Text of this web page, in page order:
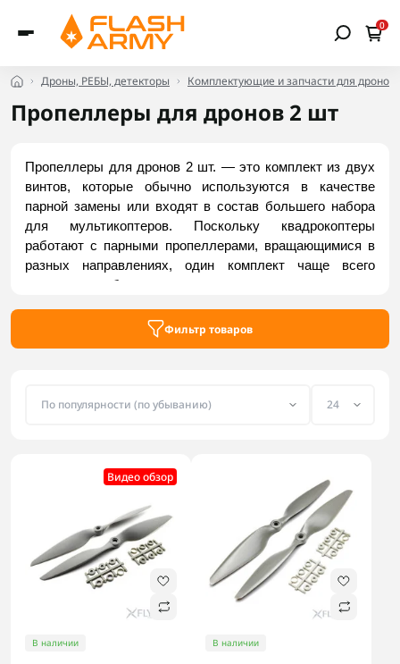
0
Дроны, РЕБЫ, детекторы Комплектующие и запчасти для дронов
Пропеллеры для дронов 2 шт
Пропеллеры для дронов 2 шт. — это комплект из двух
винтов, которые обычно используются в качестве
парной замены или входят в состав большего набора
для мультикоптеров. Поскольку квадрокоптеры
работают с парными пропеллерами, вращающимися в
разных направлениях, один комплект чаще всего
содержит либо два одинаковых элемента одного
в зависимости от производителя и модели. Купить
Фильтр товаров
Видео обзор
В наличии В наличии